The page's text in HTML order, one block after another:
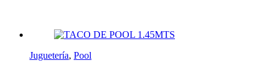
Juguetería, Pool